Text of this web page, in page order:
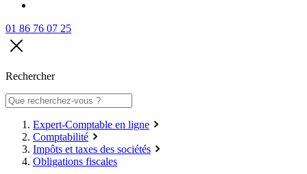
01 86 76 07 25
Rechercher
Expert-Comptable en ligne
Comptabilité
Impôts et taxes des sociétés
Obligations fiscales